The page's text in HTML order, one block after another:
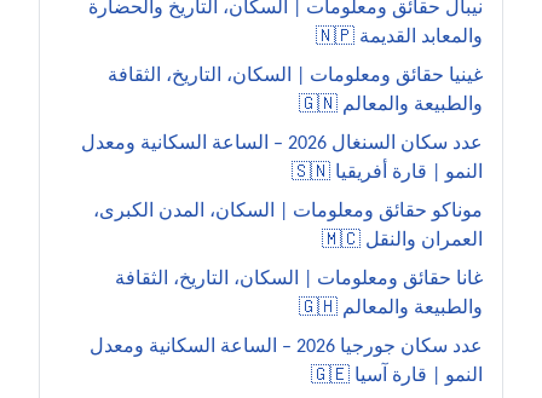
نيبال حقائق ومعلومات | السكان، التاريخ والحضارة
والمعابد القديمة 🇳🇵
غينيا حقائق ومعلومات | السكان، التاريخ، الثقافة
والطبيعة والمعالم 🇬🇳
عدد سكان السنغال 2026 – الساعة السكانية ومعدل
النمو | قارة أفريقيا 🇸🇳
موناكو حقائق ومعلومات | السكان، المدن الكبرى،
العمران والنقل 🇲🇨
غانا حقائق ومعلومات | السكان، التاريخ، الثقافة
والطبيعة والمعالم 🇬🇭
عدد سكان جورجيا 2026 – الساعة السكانية ومعدل
النمو | قارة آسيا 🇬🇪